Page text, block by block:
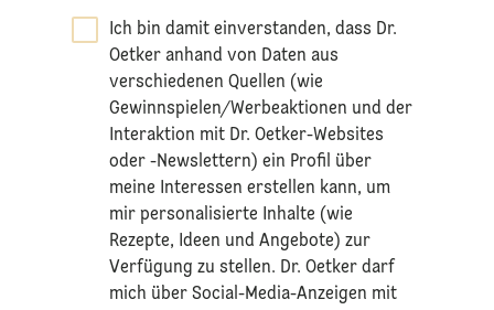
Ich bin damit einverstanden, dass Dr.
Oetker anhand von Daten aus
verschiedenen Quellen (wie
Gewinnspielen/Werbeaktionen und der
Interaktion mit Dr. Oetker-Websites
oder -Newslettern) ein Profil über
meine Interessen erstellen kann, um
mir personalisierte Inhalte (wie
Rezepte, Ideen und Angebote) zur
Verfügung zu stellen. Dr. Oetker darf
mich über Social-Media-Anzeigen mit